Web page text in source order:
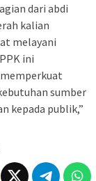
dari abdi
kalian
melayani
ini
sumber
kepada publik,”